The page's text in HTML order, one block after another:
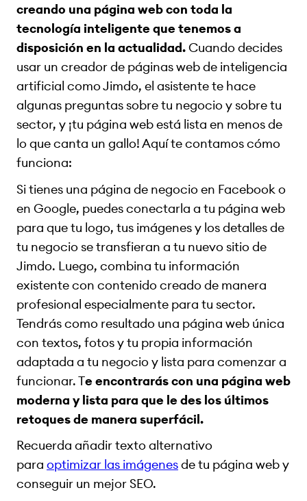
creando una página web con toda la
tecnología inteligente que tenemos a
disposición en la actualidad.Cuando decides
usar un creador de páginas web de inteligencia
artificial como Jimdo, el asistente te hace
algunas preguntas sobre tu negocio y sobre tu
sector, y ¡tu página web está lista en menos de
lo que canta un gallo! Aquí te contamos cómo
funciona:
Si tienes una página de negocio en Facebook o
en Google, puedes conectarla a tu página web
para que tu logo, tus imágenes y los detalles de
tu negocio se transfieran a tu nuevo sitio de
Jimdo. Luego, combina tu información
existente con contenido creado de manera
profesional especialmente para tu sector.
Tendrás como resultado una página web única
con textos, fotos y tu propia información
adaptada a tu negocio y lista para comenzar a
funcionar. Te encontrarás con una página web
moderna y lista para que le des los últimos
retoques de manera superfácil.
Recuerda añadir texto alternativo
para optimizar las imágenesde tu página web y
conseguir un mejor SEO.